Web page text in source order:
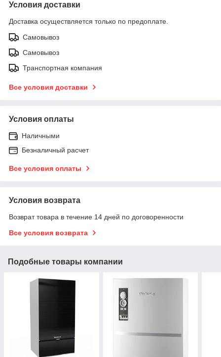
Условия доставки
Доставка осуществляется только по предоплате.
Самовывоз
Самовывоз
Транспортная компания
Все условия доставки
Условия оплаты
Наличными
Безналичный расчет
Все условия оплаты
Условия возврата
Возврат товара в течение 14 дней по договоренности
Все условия возврата
Подобные товары компании